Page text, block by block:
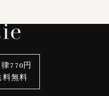
袖・カフス型から選ぶ
柄から選ぶ
カジュアルシャツ
カフスボタン
サスペンダー
バッグ
ストール・マフラー
770円
料無料